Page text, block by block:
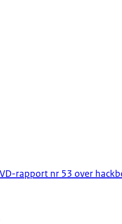
rapport nr 53 over